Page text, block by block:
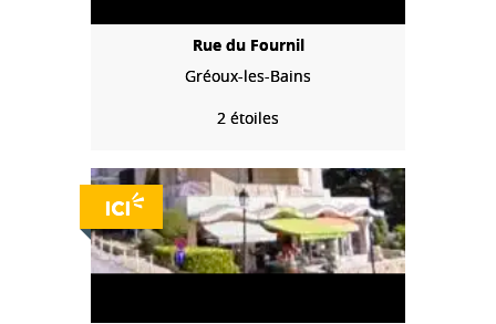
Rue du Fournil
Gréoux-les-Bains
2 étoiles